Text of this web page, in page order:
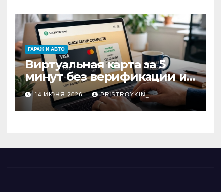
ГАРАЖ И АВТО
Виртуальная карта за 5
минут без верификации и
участия банков с
пополнением в USDT:
обзор вариантов
14 ИЮНЯ 2026 PRISTROYKIN_